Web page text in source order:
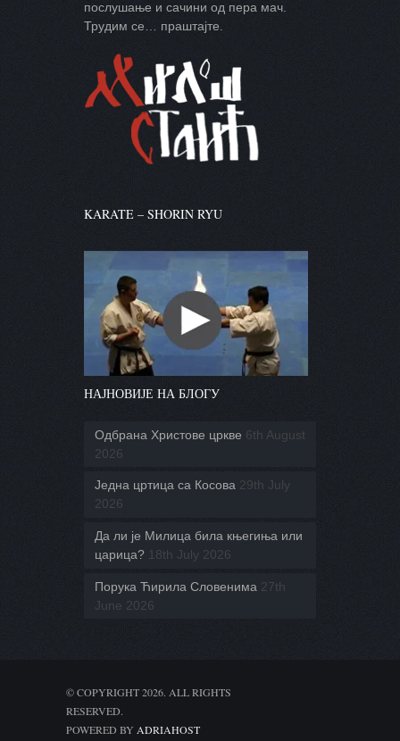
послушање и сачини од пера мач.
Трудим се… праштајте.
KARATE – SHORIN RYU
НАЈНОВИЈЕ НА БЛОГУ
Одбрана Христове цркве 6th August
2026
Једна цртица са Косова 29th July
2026
Да ли је Милица била књегиња или
царица? 18th July 2026
Порука Ћирила Словенима 27th
June 2026
© COPYRIGHT 2026. ALL RIGHTS
RESERVED.
POWERED BY ADRIAHOST